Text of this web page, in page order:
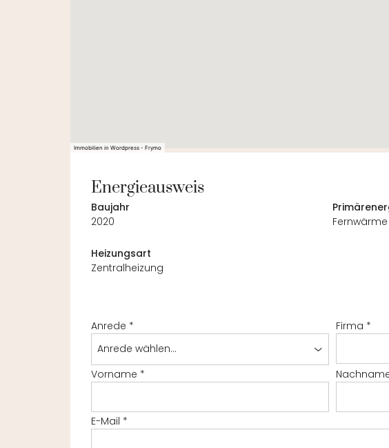
Immobilien in Wordpress - Frymo
Energieausweis
Baujahr
2020
Fernwärme
Heizungsart
Zentralheizung
Anrede *
Anrede wählen...
Firma *
Vorname *
E-Mail *